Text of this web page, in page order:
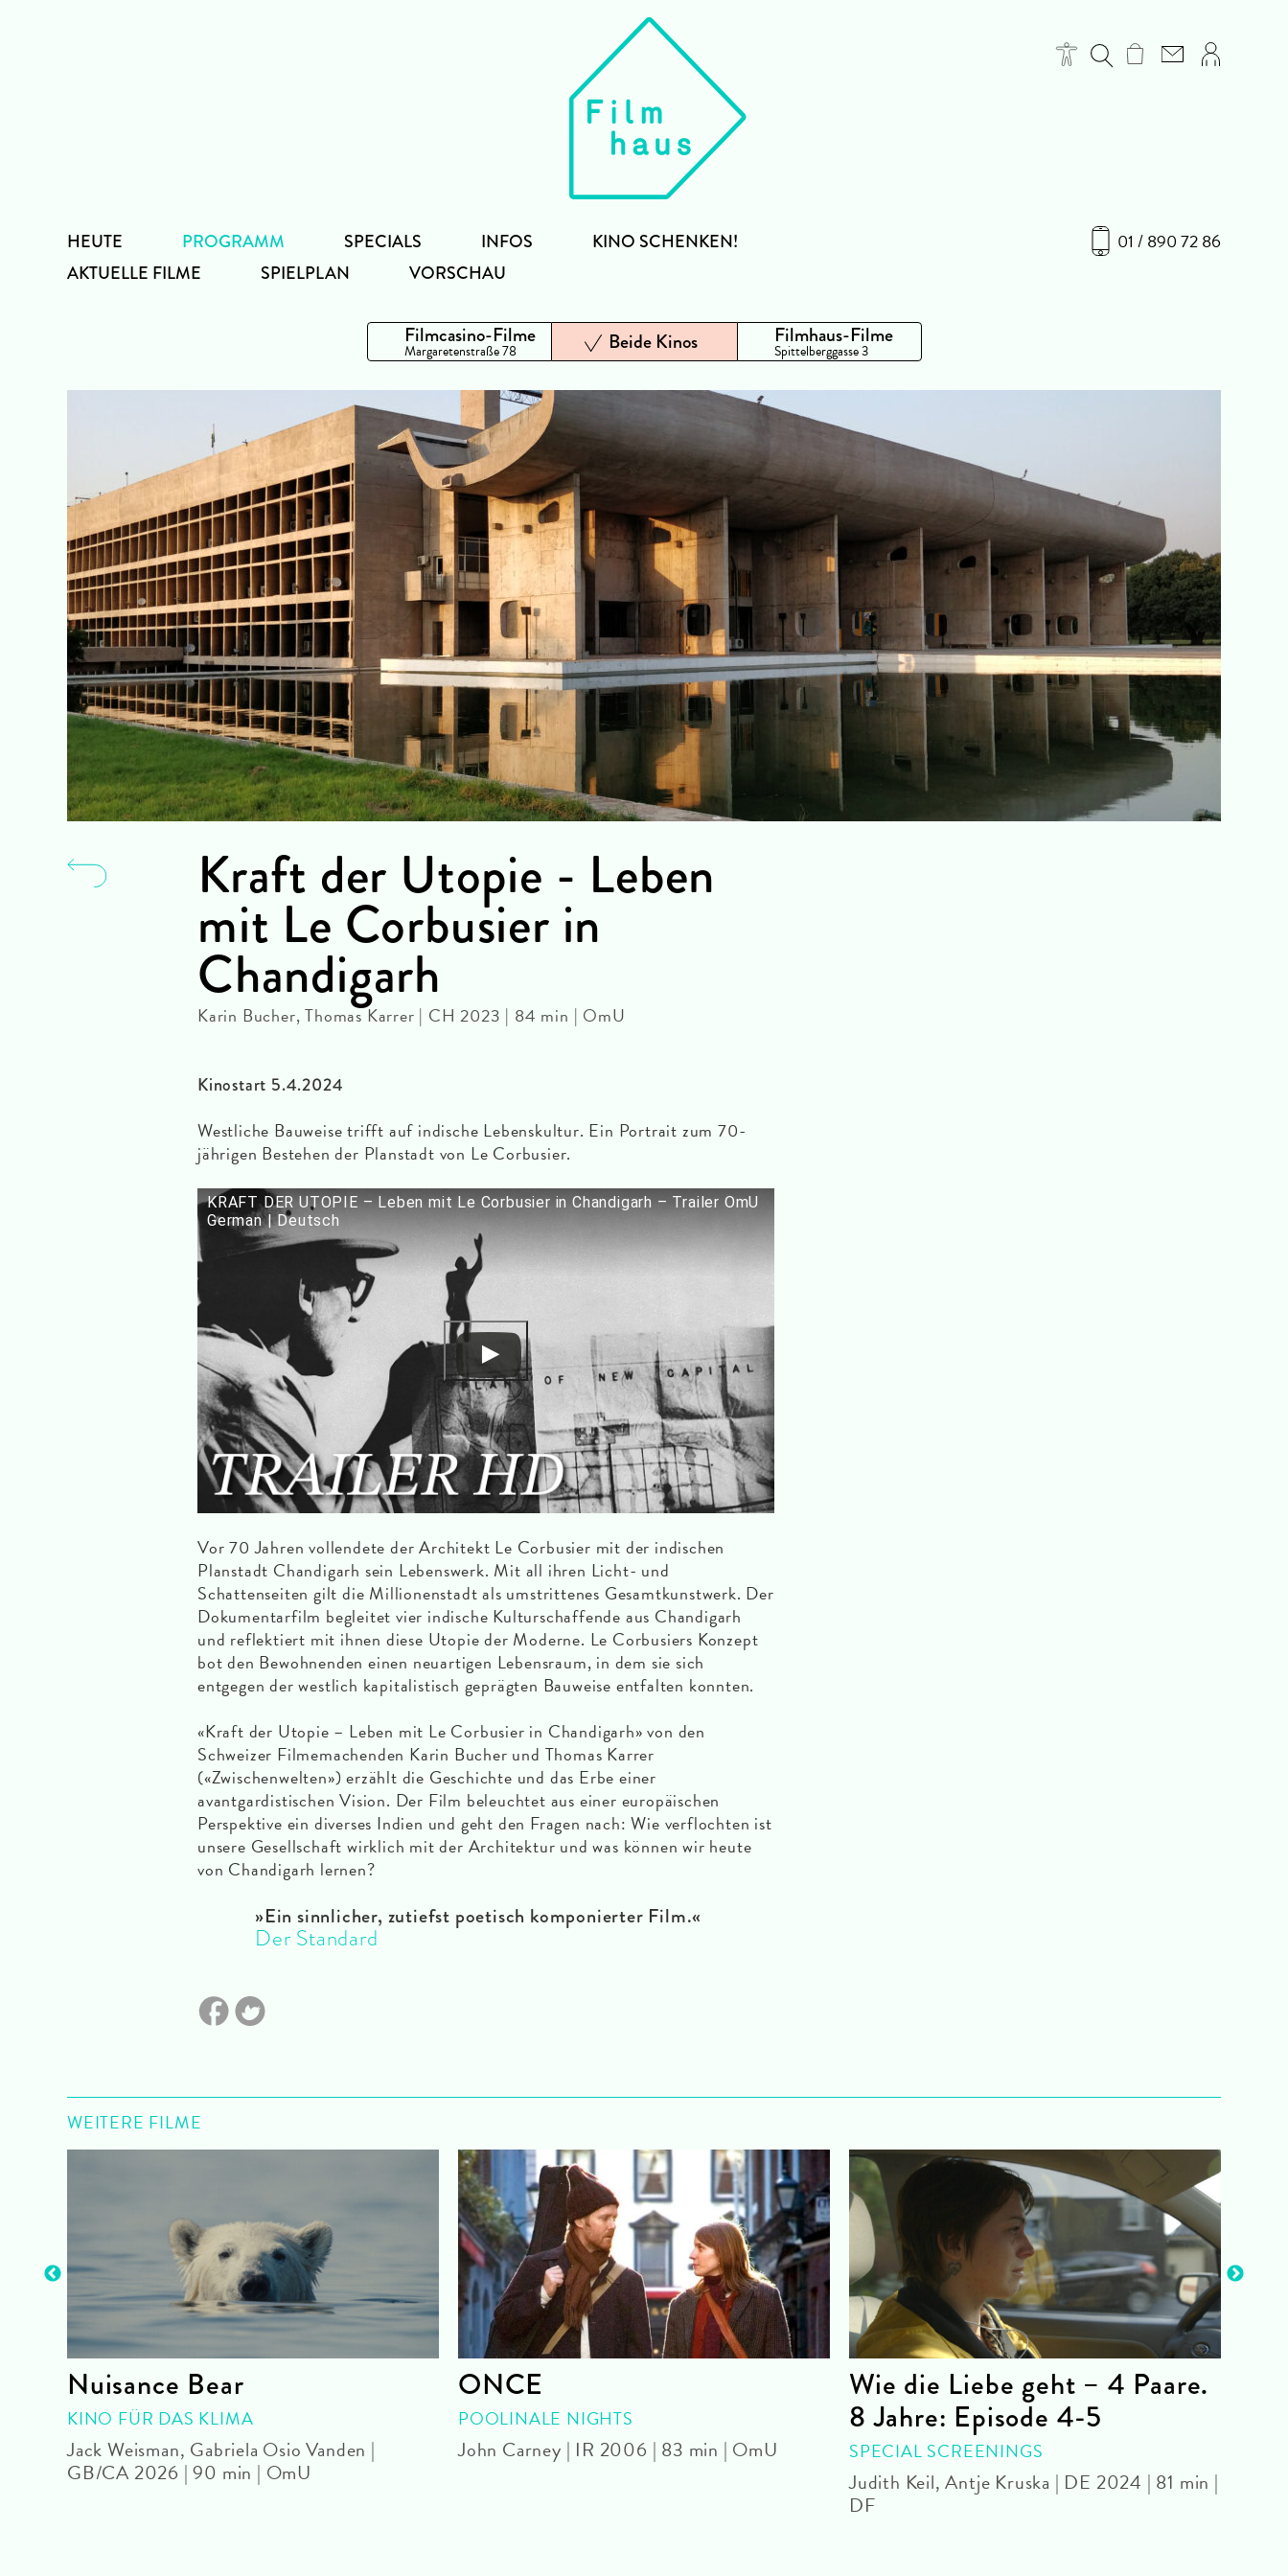
01 / 890 72 86
HEUTE
PROGRAMM
AKTUELLE FILME
SPIELPLAN VORSCHAU
SPECIALS INFOS KINO SCHENKEN!
Filmcasino-Filme
Margaretenstraße 78 Beide Kinos Filmhaus-Filme
Spittelberggasse 3
Kraft der Utopie - Leben
mit Le Corbusier in
Chandigarh
Karin Bucher, Thomas Karrer | CH 2023 | 84 min | OmU
Kinostart 5.4.2024
Westliche Bauweise trifft auf indische Lebenskultur. Ein Portrait zum 70-
jährigen Bestehen der Planstadt von Le Corbusier.
KRAFT DER UTOPIE – Leben mit Le Corbusier in Chandigarh – Trailer OmU
German | Deutsch
Vor 70 Jahren vollendete der Architekt Le Corbusier mit der indischen
Planstadt Chandigarh sein Lebenswerk. Mit all ihren Licht- und
Schattenseiten gilt die Millionenstadt als umstrittenes Gesamtkunstwerk. Der
Dokumentarfilm begleitet vier indische Kulturschaffende aus Chandigarh
und reflektiert mit ihnen diese Utopie der Moderne. Le Corbusiers Konzept
bot den Bewohnenden einen neuartigen Lebensraum, in dem sie sich
entgegen der westlich kapitalistisch geprägten Bauweise entfalten konnten.
«Kraft der Utopie – Leben mit Le Corbusier in Chandigarh» von den
Schweizer Filmemachenden Karin Bucher und Thomas Karrer
(«Zwischenwelten») erzählt die Geschichte und das Erbe einer
avantgardistischen Vision. Der Film beleuchtet aus einer europäischen
Perspektive ein diverses Indien und geht den Fragen nach: Wie verflochten ist
unsere Gesellschaft wirklich mit der Architektur und was können wir heute
von Chandigarh lernen?
»Ein sinnlicher, zutiefst poetisch komponierter Film.«
Der Standard
WEITERE FILME
Nuisance Bear
KINO FÜR DAS KLIMA
Jack Weisman, Gabriela Osio Vanden |
GB/CA 2026 | 90 min | OmU
ONCE
POOLINALE NIGHTS
John Carney | IR 2006 | 83 min | OmU
Wie die Liebe geht – 4 Paare.
8 Jahre: Episode 4-5
SPECIAL SCREENINGS
Judith Keil, Antje Kruska | DE 2024 | 81 min |
DF